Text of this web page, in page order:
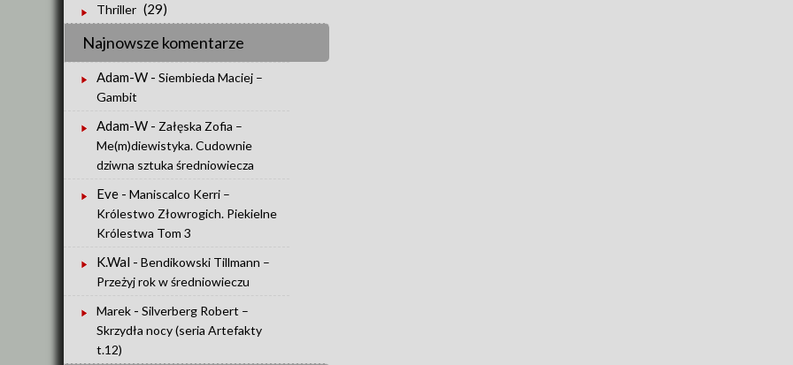
Thriller (29)
Najnowsze komentarze
Adam-W - Siembieda Maciej –
Gambit
Adam-W - Załęska Zofia –
Me(m)diewistyka. Cudownie
dziwna sztuka średniowiecza
Eve - Maniscalco Kerri –
Królestwo Złowrogich. Piekielne
Królestwa Tom 3
K.Wal - Bendikowski Tillmann –
Przeżyj rok w średniowieczu
Marek - Silverberg Robert –
Skrzydła nocy (seria Artefakty
t.12)